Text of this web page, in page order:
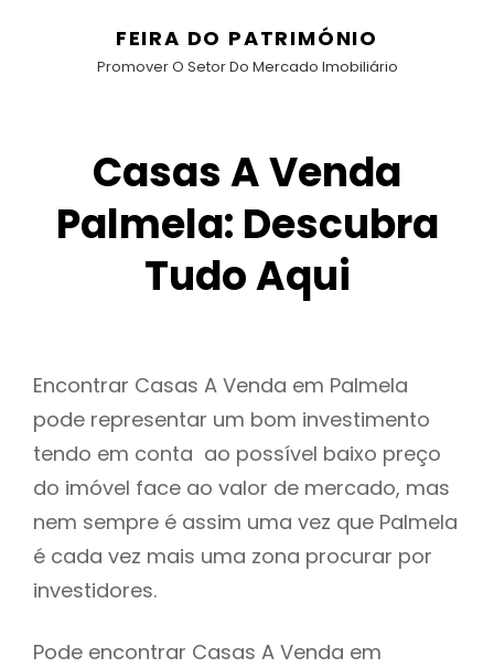
FEIRA DO PATRIMÓNIO
Promover O Setor Do Mercado Imobiliário
Casas A Venda
Palmela: Descubra
Tudo Aqui
Encontrar Casas A Venda em Palmela
pode representar um bom investimento
tendo em conta ao possível baixo preço
do imóvel face ao valor de mercado, mas
nem sempre é assim uma vez que Palmela
é cada vez mais uma zona procurar por
investidores.
Pode encontrar Casas A Venda em